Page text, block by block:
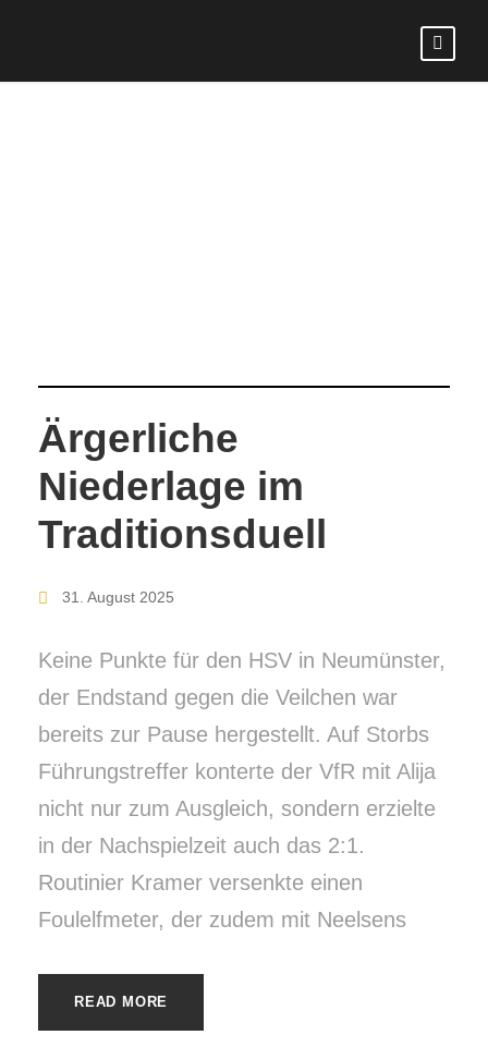
Ärgerliche
Niederlage im
Traditionsduell
31. August 2025
Keine Punkte für den HSV in Neumünster,
der Endstand gegen die Veilchen war
bereits zur Pause hergestellt. Auf Storbs
Führungstreffer konterte der VfR mit Alija
nicht nur zum Ausgleich, sondern erzielte
in der Nachspielzeit auch das 2:1.
Routinier Kramer versenkte einen
Foulelfmeter, der zudem mit Neelsens
READ MORE